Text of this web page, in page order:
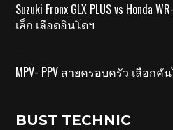
Suzuki Fronx GLX PLUS vs Honda
เล็ก เลือดอินโดฯ
MPV- PPV สายครอบครัว เลือกคั
BUST TECHNIC